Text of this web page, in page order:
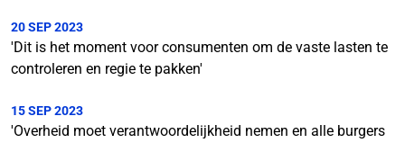
20 SEP 2023
'Dit is het moment voor consumenten om de vaste lasten te
controleren en regie te pakken'
15 SEP 2023
'Overheid moet verantwoordelijkheid nemen en alle burgers